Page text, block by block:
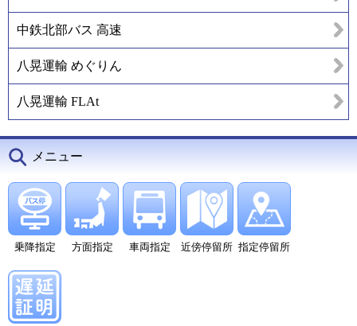
中鉄北部バス 高速
八晃運輸 めぐりん
八晃運輸 FLAt
メニュー
乗降指定 方面指定 車両指定 近傍停留所 指定停留所